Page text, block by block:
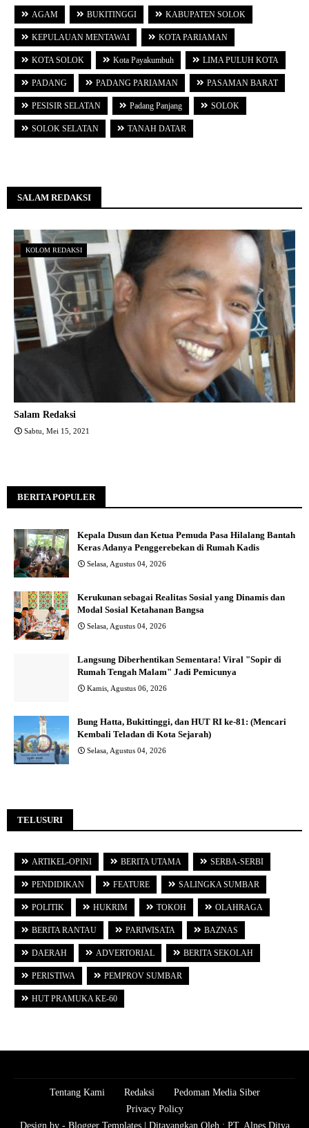
AGAM BUKITINGGI KABUPATEN SOLOK
KEPULAUAN MENTAWAI KOTA PARIAMAN
KOTA SOLOK Kota Payakumbuh LIMA PULUH KOTA
PADANG PADANG PARIAMAN PASAMAN BARAT
PESISIR SELATAN Padang Panjang SOLOK
SOLOK SELATAN TANAH DATAR
SALAM REDAKSI
KOLOM REDAKSI
Salam Redaksi
Sabtu, Mei 15, 2021
BERITA POPULER
Kepala Dusun dan Ketua Pemuda Pasa Hilalang Bantah
Keras Adanya Penggerebekan di Rumah Kadis
Selasa, Agustus 04, 2026
Kerukunan sebagai Realitas Sosial yang Dinamis dan
Modal Sosial Ketahanan Bangsa
Selasa, Agustus 04, 2026
Langsung Diberhentikan Sementara! Viral "Sopir di
Rumah Tengah Malam" Jadi Pemicunya
Kamis, Agustus 06, 2026
Bung Hatta, Bukittinggi, dan HUT RI ke-81: (Mencari
Kembali Teladan di Kota Sejarah)
Selasa, Agustus 04, 2026
TELUSURI
ARTIKEL-OPINI BERITA UTAMA SERBA-SERBI
PENDIDIKAN FEATURE SALINGKA SUMBAR
POLITIK HUKRIM TOKOH OLAHRAGA
BERITA RANTAU PARIWISATA BAZNAS
DAERAH ADVERTORIAL BERITA SEKOLAH
PERISTIWA PEMPROV SUMBAR
HUT PRAMUKA KE-60
Tentang Kami Redaksi
Pedoman Media Siber
Privacy Policy
Design by - Blogger Templates | Ditayangkan Oleh : PT. Alnes Ditya